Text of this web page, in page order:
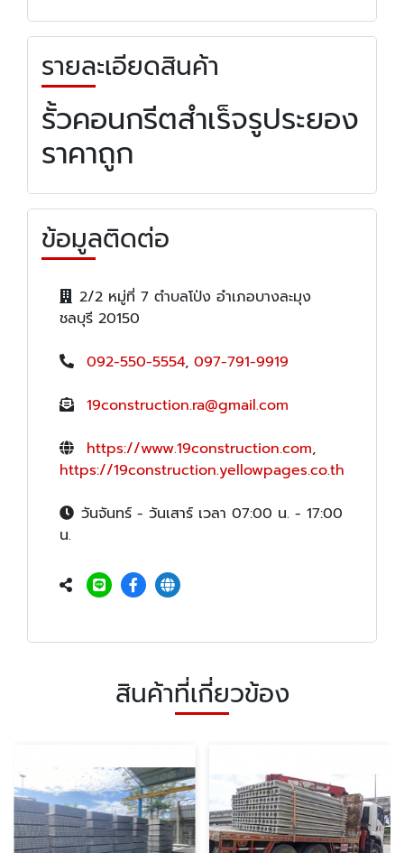
รายละเอียดสินค้า
รั้วคอนกรีตสำเร็จรูประยอง
ราคาถูก
ข้อมูลติดต่อ
2/2 หมู่ที่ 7 ตำบลโป่ง อำเภอบางละมุง
ชลบุรี 20150
092-550-5554, 097-791-9919
19construction.ra@gmail.com
https://www.19construction.com,
https://19construction.yellowpages.co.th
วันจันทร์ - วันเสาร์ เวลา 07:00 น. - 17:00
น.
สินค้าที่เกี่ยวข้อง